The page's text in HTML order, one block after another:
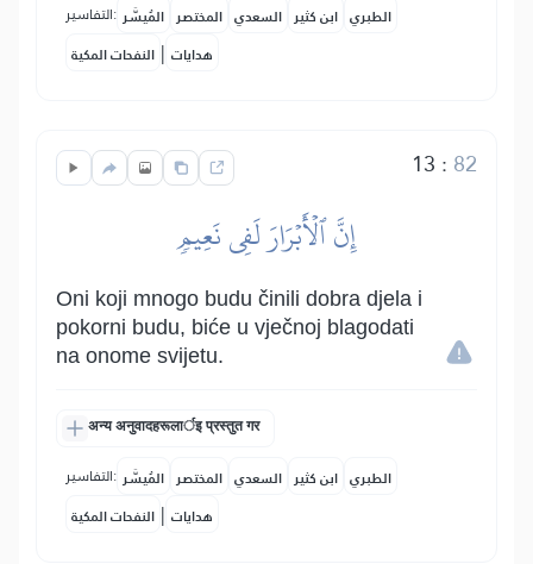
التفاسير: المُيسَّر المختصر السعدي ابن كثير الطبري
النفحات المكية | هدايات
13 : 82
إِنَّ ٱلۡأَبۡرَارَ لَفِي نَعِيمٖ
Oni koji mnogo budu činili dobra djela i
pokorni budu, biće u vječnoj blagodati
na onome svijetu.
अन्य अनुवादहरूलार्इ प्रस्तुत गर
التفاسير: المُيسَّر المختصر السعدي ابن كثير الطبري
النفحات المكية | هدايات